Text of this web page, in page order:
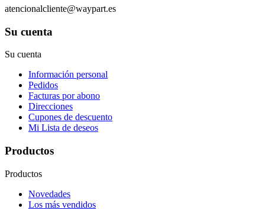
atencionalcliente@waypart.es
Su cuenta
Su cuenta
Información personal
Pedidos
Facturas por abono
Direcciones
Cupones de descuento
Mi Lista de deseos
Productos
Productos
Novedades
Los más vendidos